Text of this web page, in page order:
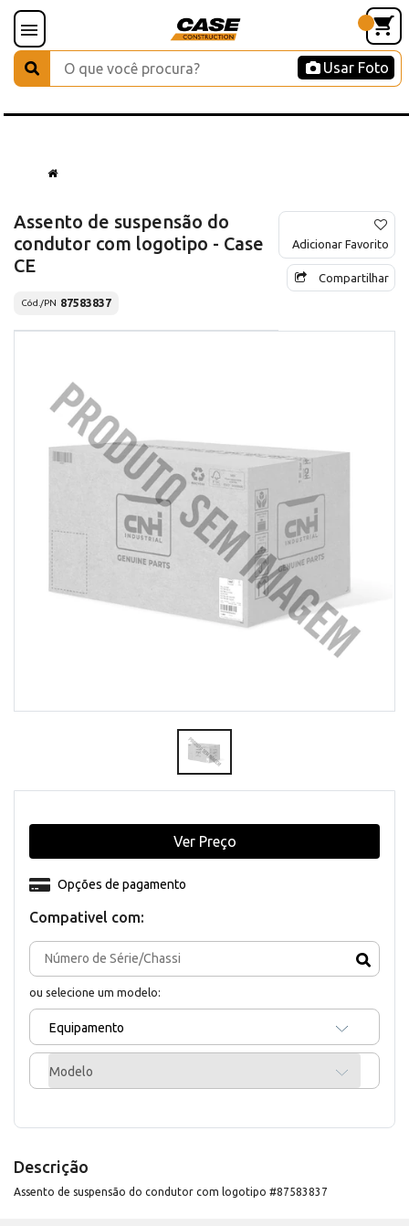
Usar Foto
Assento de suspensão do
condutor com logotipo - Case
CE
Cód./PN 87583837
Adicionar Favorito
Compartilhar
Compativel com:
ou selecione um modelo:
Equipamento
Modelo
Opções de pagamento
Ver Preço
Descrição
Assento de suspensão do condutor com logotipo #87583837